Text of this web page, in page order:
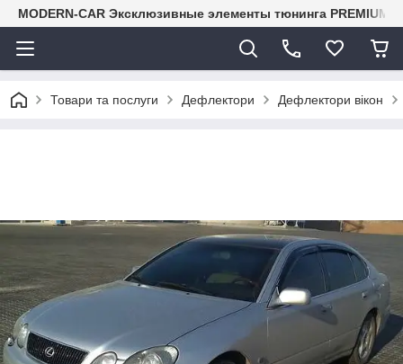
MODERN-CAR Эксклюзивные элементы тюнинга PREMIUM-
Товари та послуги Дефлектори Дефлектори вікон